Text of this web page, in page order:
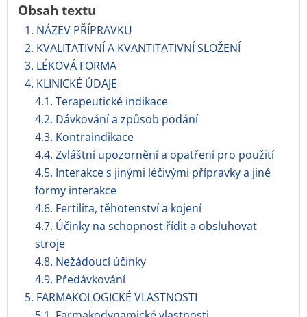
Obsah textu
1. NÁZEV PŘÍPRAVKU
2. KVALITATIVNÍ A KVANTITATIVNÍ SLOŽENÍ
3. LÉKOVÁ FORMA
4. KLINICKÉ ÚDAJE
4.1. Terapeutické indikace
4.2. Dávkování a způsob podání
4.3. Kontraindikace
4.4. Zvláštní upozornění a opatření pro použití
4.5. Interakce s jinými léčivými přípravky a jiné
formy interakce
4.6. Fertilita, těhotenství a kojení
4.7. Účinky na schopnost řídit a obsluhovat
stroje
4.8. Nežádoucí účinky
4.9. Předávkování
5. FARMAKOLOGICKÉ VLASTNOSTI